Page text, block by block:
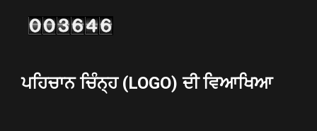
ਪਹਿਚਾਨ ਚਿੰਨ੍ਹ (LOGO) ਦੀ ਵਿਆਖਿਆ